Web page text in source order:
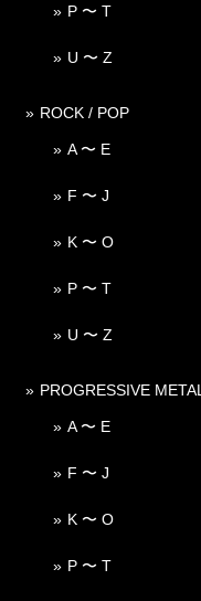
P 〜 T
U 〜 Z
ROCK / POP
A 〜 E
F 〜 J
K 〜 O
P 〜 T
U 〜 Z
PROGRESSIVE METAL
A 〜 E
F 〜 J
K 〜 O
P 〜 T